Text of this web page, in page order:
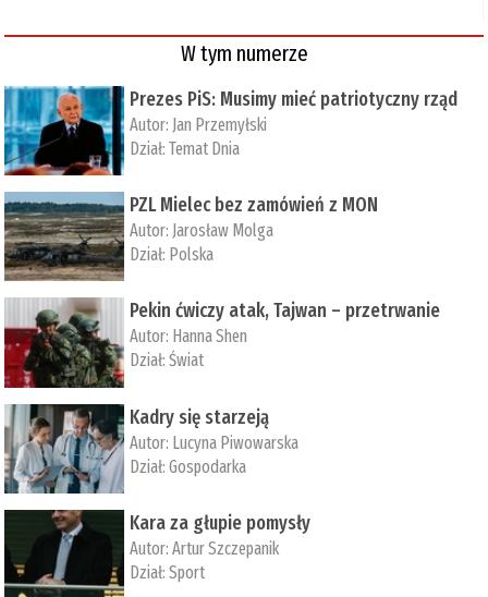
W tym numerze
Prezes PiS: Musimy mieć patriotyczny rząd
Autor: Jan Przemyłski
Dział:Temat Dnia
PZL Mielec bez zamówień z MON
Autor: Jarosław Molga
Dział: Polska
Pekin ćwiczy atak, Tajwan – przetrwanie
Autor: ­Hanna Shen
Dział:Świat
Kadry się starzeją
Autor: Lucyna Piwowarska
Dział:Gospodarka
Kara za głupie pomysły
Autor:Artur Szczepanik
Dział:Sport